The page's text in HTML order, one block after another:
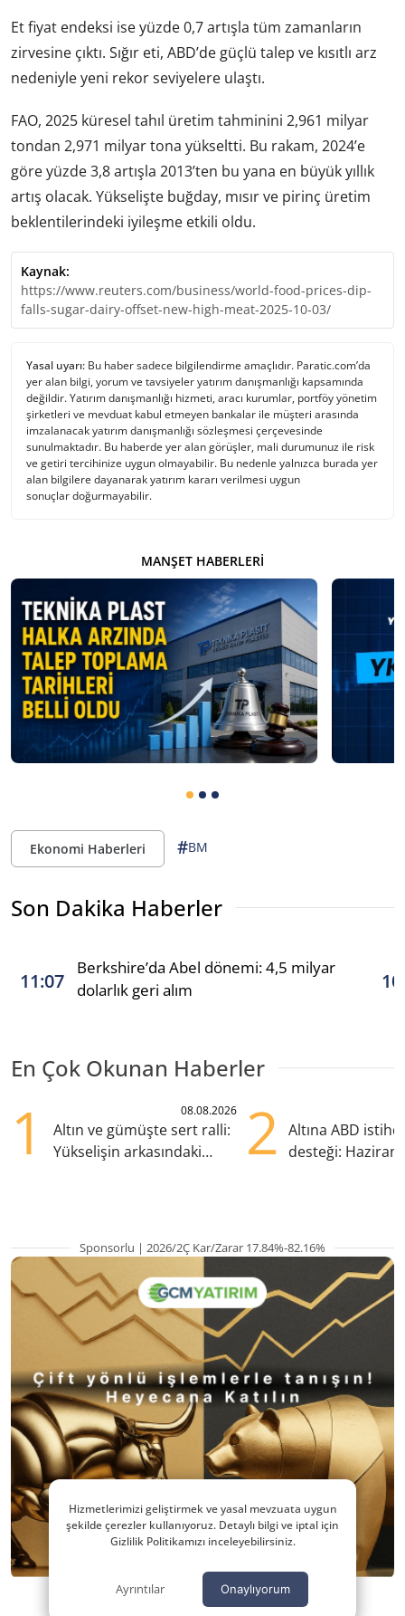
Et fiyat endeksi ise yüzde 0,7 artışla tüm zamanların
zirvesine çıktı. Sığır eti, ABD’de güçlü talep ve kısıtlı arz
nedeniyle yeni rekor seviyelere ulaştı.
FAO, 2025 küresel tahıl üretim tahminini 2,961 milyar
tondan 2,971 milyar tona yükseltti. Bu rakam, 2024’e
göre yüzde 3,8 artışla 2013’ten bu yana en büyük yıllık
artış olacak. Yükselişte buğday, mısır ve pirinç üretim
beklentilerindeki iyileşme etkili oldu.
Kaynak:
https://www.reuters.com/business/world-food-prices-dip-
falls-sugar-dairy-offset-new-high-meat-2025-10-03/
Yasal uyarı: Bu haber sadece bilgilendirme amaçlıdır. Paratic.com’da
yer alan bilgi, yorum ve tavsiyeler yatırım danışmanlığı kapsamında
değildir. Yatırım danışmanlığı hizmeti, aracı kurumlar, portföy yönetim
şirketleri ve mevduat kabul etmeyen bankalar ile müşteri arasında
imzalanacak yatırım danışmanlığı sözleşmesi çerçevesinde
sunulmaktadır. Bu haberde yer alan görüşler, mali durumunuz ile risk
ve getiri tercihinize uygun olmayabilir. Bu nedenle yalnızca burada yer
alan bilgilere dayanarak yatırım kararı verilmesi uygun
sonuçlar doğurmayabilir.
MANŞET HABERLERI
Ekonomi Haberleri #BM
Son Dakika Haberler
11:07
Berkshire’da Abel dönemi: 4,5 milyar
dolarlık geri alım
En Çok Okunan Haberler
1 08.08.2026
Altın ve gümüşte sert ralli:
Yükselişin arkasındaki
2
Altına ABD
desteği:
Sponsorlu | 2026/2Ç Kar/Zarar 17.84%-82.16%
Hizmetlerimizi geliştirmek ve yasal mevzuata uygun
şekilde çerezler kullanıyoruz. Detaylı bilgi ve iptal için
Gizlilik Politikamızı inceleyebilirsiniz.
Ayrıntılar Onaylıyorum